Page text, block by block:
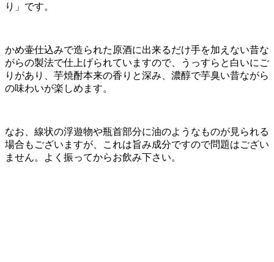
り」です。
かめ壷仕込みで造られた原酒に出来るだけ手を加えない昔な
がらの製法で仕上げられていますので、うっすらと白いにご
りがあり、芋焼酎本来の香りと深み、濃醇で芋臭い昔ながら
の味わいが楽しめます。
なお、線状の浮遊物や瓶首部分に油のようなものが見られる
場合もございますが、これは旨み成分ですので問題はござい
ません。よく振ってからお飲み下さい。